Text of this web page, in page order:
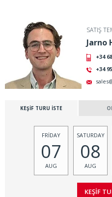
SATIŞ
Jarno
+34
+34
KEŞİF TURU İSTE
FRİDAY
07
AUG
SATURDAY
08
AUG